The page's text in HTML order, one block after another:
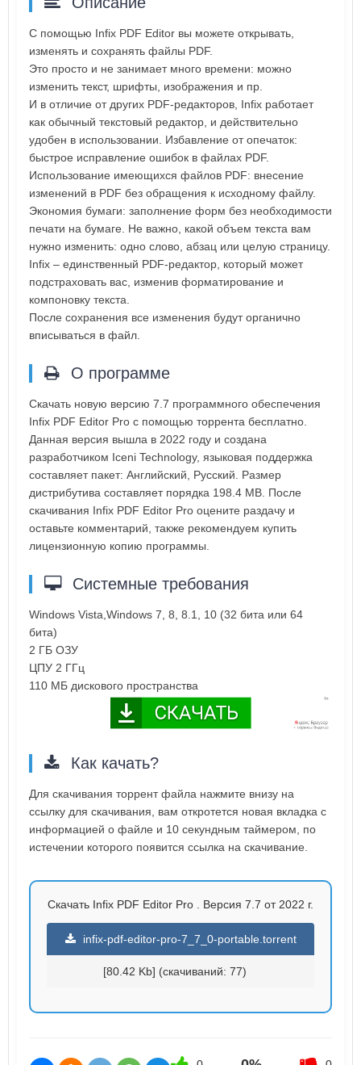
С помощью Infix PDF Editor вы можете открывать,
изменять и сохранять файлы PDF.
Это просто и не занимает много времени: можно
изменить текст, шрифты, изображения и пр.
И в отличие от других PDF-редакторов, Infix работает
как обычный текстовый редактор, и действительно
удобен в использовании. Избавление от опечаток:
быстрое исправление ошибок в файлах PDF.
Использование имеющихся файлов PDF: внесение
изменений в PDF без обращения к исходному файлу.
Экономия бумаги: заполнение форм без необходимости
печати на бумаге. Не важно, какой объем текста вам
нужно изменить: одно слово, абзац или целую страницу.
Infix – единственный PDF-редактор, который может
подстраховать вас, изменив форматирование и
компоновку текста.
После сохранения все изменения будут органично
вписываться в файл.
О программе
Скачать новую версию 7.7 программного обеспечения
Infix PDF Editor Pro с помощью торрента бесплатно.
Данная версия вышла в 2022 году и создана
разработчиком Iceni Technology, языковая поддержка
составляет пакет: Английский, Русский. Размер
дистрибутива составляет порядка 198.4 MB. После
скачивания Infix PDF Editor Pro оцените раздачу и
оставьте комментарий, также рекомендуем купить
лицензионную копию программы.
Системные требования
Windows Vista,Windows 7, 8, 8.1, 10 (32 бита или 64
бита)
2 ГБ ОЗУ
ЦПУ 2 ГГц
110 МБ дискового пространства
Как качать?
Для скачивания торрент файла нажмите внизу на
ссылку для скачивания, вам откротется новая вкладка с
информацией о файле и 10 секундным таймером, по
истечении которого появится ссылка на скачивание.
Скачать Infix PDF Editor Pro . Версия 7.7 от 2022 г.
infix-pdf-editor-pro-7_7_0-portable.torrent
[80.42 Kb] (cкачиваний: 77)